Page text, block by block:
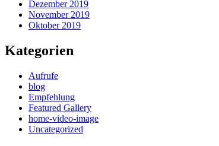
Dezember 2019
November 2019
Oktober 2019
Kategorien
Aufrufe
blog
Empfehlung
Featured Gallery
home-video-image
Uncategorized